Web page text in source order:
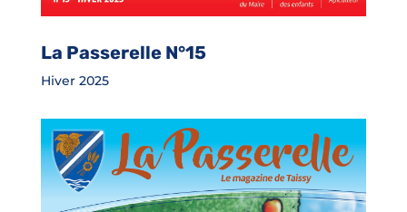
La Passerelle N°15
Hiver 2025